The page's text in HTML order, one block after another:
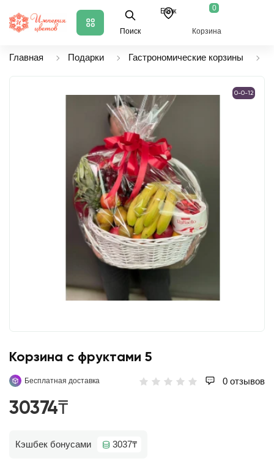
Поиск
Есик 0
Корзина
Главная Подарки Гастрономические корзины
0-0-12
Корзина с фруктами 5
Бесплатная доставка 0 отзывов
30374₸
Кэшбек бонусами 3037₸